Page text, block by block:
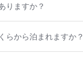
りますか？
らから泊まれますか？